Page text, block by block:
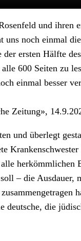
und ihren
uns noch einmal
ersten Hälfte
600 Seiten zu
einmal besser
Zeitung»,
und überlegt
herkömmlichen
– die Ausdauer,
die